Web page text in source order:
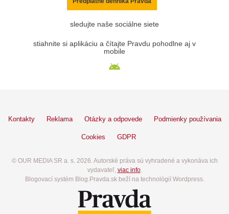
sledujte naše sociálne siete
stiahnite si aplikáciu a čítajte Pravdu pohodlne aj v
mobile
Kontakty Reklama Otázky a odpovede Podmienky používania
Cookies GDPR
© OUR MEDIA SR a. s. 2026. Autorské práva sú vyhradené a vykonáva ich
vydavateľ, viac info.
Blogovací systém Blog.Pravda.sk beží na technológií Wordpress.